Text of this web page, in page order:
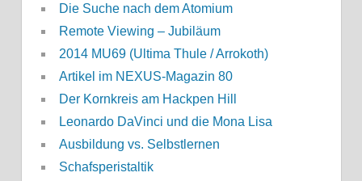
Die Suche nach dem Atomium
Remote Viewing – Jubiläum
2014 MU69 (Ultima Thule / Arrokoth)
Artikel im NEXUS-Magazin 80
Der Kornkreis am Hackpen Hill
Leonardo DaVinci und die Mona Lisa
Ausbildung vs. Selbstlernen
Schafsperistaltik